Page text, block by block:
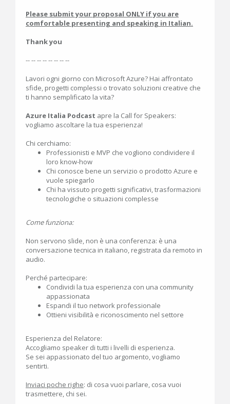
Please submit your proposal ONLY if you are
comfortable presenting and speaking in Italian.
Thank you
-- -- -- -- -- -- -- --
Lavori ogni giorno con Microsoft Azure? Hai affrontato
sfide, progetti complessi o trovato soluzioni creative che
ti hanno semplificato la vita?
Azure Italia Podcast apre la Call for Speakers:
vogliamo ascoltare la tua esperienza!
Chi cerchiamo:
Professionisti e MVP che vogliono condividere il
loro know-how
Chi conosce bene un servizio o prodotto Azure e
vuole spiegarlo
Chi ha vissuto progetti significativi, trasformazioni
tecnologiche o situazioni complesse
Come funziona:
Non servono slide, non è una conferenza: è una
conversazione tecnica in italiano, registrata da remoto in
audio.
Perché partecipare:
Condividi la tua esperienza con una community
appassionata
Espandi il tuo network professionale
Ottieni visibilità e riconoscimento nel settore
Esperienza del Relatore:
Accogliamo speaker di tutti i livelli di esperienza.
Se sei appassionato del tuo argomento, vogliamo
sentirti.
Inviaci poche righe: di cosa vuoi parlare, cosa vuoi
trasmettere, chi sei.